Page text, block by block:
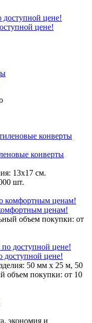
цене!
конверты
13х17 см.
шт.
ценам!
объем покупки: от
доступной цене!
50 мм х 25 м, 50
объем покупки: от 10
экономия и